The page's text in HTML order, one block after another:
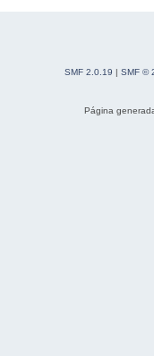
SMF 2.0.19 | SMF ©
Página